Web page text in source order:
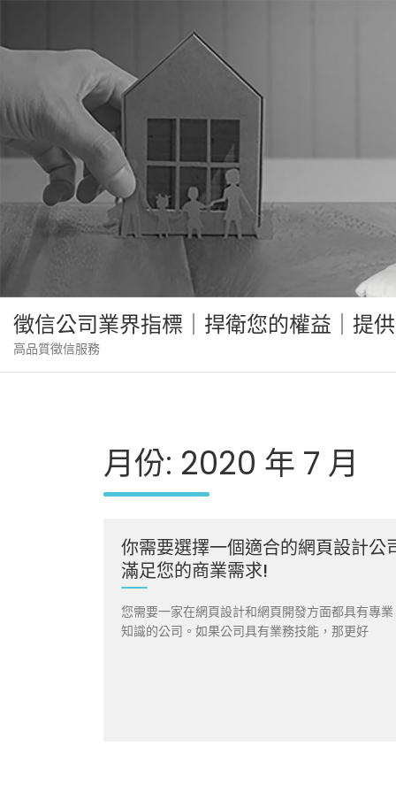
content
徵信公司業界指標｜捍衛您的權益｜提
高品質徵信服務
月份: 2020 年 7 月
你需要選擇一個適合的網頁設計公
滿足您的商業需求!
您需要一家在網頁設計和網頁開發方面都具有專業
知識的公司。如果公司具有業務技能，那更好